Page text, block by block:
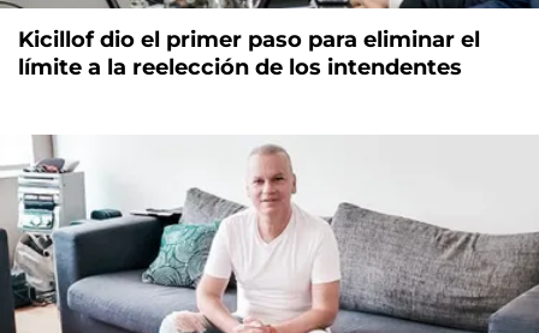
Kicillof dio el primer paso para eliminar el
límite a la reelección de los intendentes